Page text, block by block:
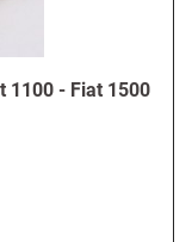
1100 - Fiat 1500